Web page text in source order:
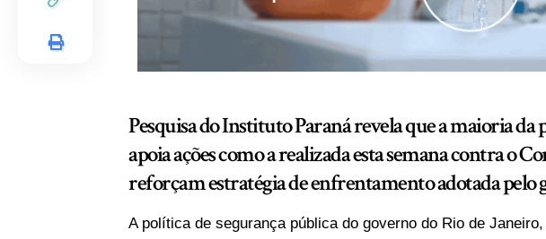
Pesquisa do Instituto Paraná revela que a maioria da
apoia ações como a realizada esta semana contra o
reforçam estratégia de enfrentamento adotada pelo
A política de segurança pública do governo do Rio de